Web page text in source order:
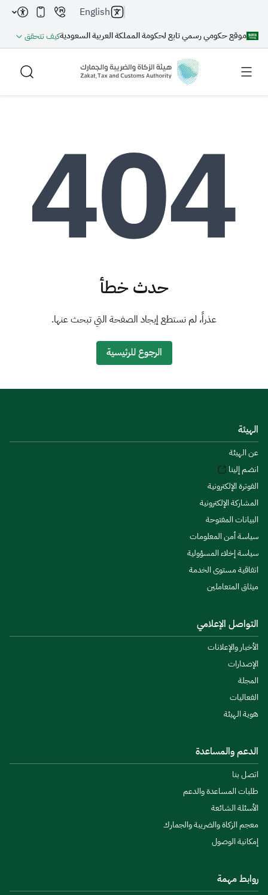
موقع حكومي رسمي تابع لحكومة المملكة العربية السعوديةكيف تتحقق
English
بحث AI
التصرفات العقارية
حدث خطأ
عذراً، لم نستطع إيجاد الصفحة التي تبحث عنها.
الرجوع للرئيسية
الهيئة
عن الهيئة
انضم إلينا
الفوترة الإلكترونية
المشاركة الإلكترونية
البيانات المفتوحة
سياسة أمن المعلومات
سياسة إخلاء المسؤولية
اتفاقية مستوى الخدمة
ميثاق المتعاملين
التواصل الإعلامي
الأخبار والإعلانات
الإصدارات
المجلة
الفعاليات
هوية الهيئة
الدعم والمساعدة
اتصل بنا
طلبات المساعدة والدعم
الأسئلة الشائعة
معجم الزكاة والضريبة والجمارك
إمكانية الوصول
روابط مهمة